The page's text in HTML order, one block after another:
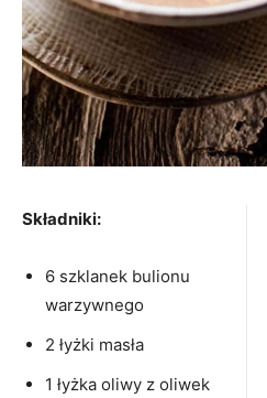
Składniki:
6 szklanek bulionu
warzywnego
2 łyżki masła
1 łyżka oliwy z oliwek